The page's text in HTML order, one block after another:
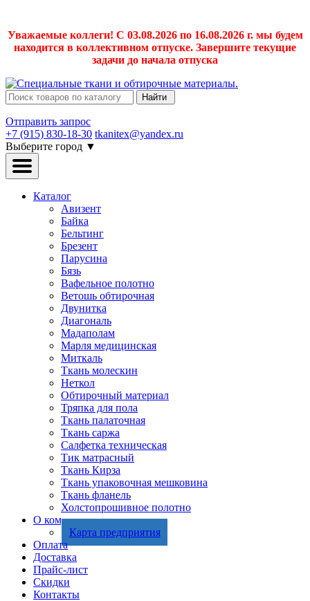
Уважаемые коллеги! С 03.08.2026 по 16.08.2026 г. мы будем
находится в коллективном отпуске. Завершите текущие
задачи до начала отпуска
Найти
Отправить запрос
+7 (915) 830-18-30 tkanitex@yandex.ru
Выберите город ▼
Каталог
Авизент
Байка
Бельтинг
Брезент
Парусина
Бязь
Вафельное полотно
Ветошь обтирочная
Двунитка
Диагональ
Мадаполам
Марля медицинская
Миткаль
Ткань молескин
Неткол
Обтирочный материал
Тряпка для пола
Ткань палаточная
Ткань саржа
Салфетка техническая
Тик матрасный
Ткань Кирза
Ткань упаковочная мешковина
Ткань фланель
Холстопрошивное полотно
О компании
Карта предприятия
Оплата
Доставка
Прайс-лист
Скидки
Контакты